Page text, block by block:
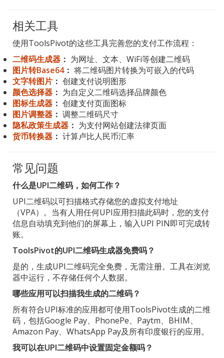
相关工具
使用ToolsPivot的这些工具完善您的支付工作流程：
二维码生成器 ： 为网址、文本、WiFi等创建二维码
图片转Base64： 将二维码图片转换为可嵌入的代码
文字转图片 ： 创建支付说明图形
颜色选择器 ： 为自定义二维码选择品牌颜色
图标生成器 ： 创建支付页面图标
图片调整器 ： 调整二维码尺寸
隐私政策生成器 ： 为支付网站创建法律页面
货币转换器 ： 计算卢比人民币汇率
常见问题
什么是UPI二维码，如何工作？
UPI二维码以可扫描格式存储您的虚拟支付地址
（VPA）。当有人用任何UPI应用扫描此码时，您的支付
信息自动填充到他们的屏幕上，输入UPI PIN即可完成转
账。
ToolsPivot的UPI二维码生成器免费吗？
是的，生成UPI二维码完全免费，无需注册。工具在浏览
器中运行，不存储任何个人数据。
哪些应用可以扫描我生成的二维码？
所有符合UPI标准的应用都可使用ToolsPivot生成的二维
码，包括Google Pay、PhonePe、Paytm、BHIM、
Amazon Pay、WhatsApp Pay及所有印度银行的应用。
我可以在UPI二维码中设置固定金额吗？